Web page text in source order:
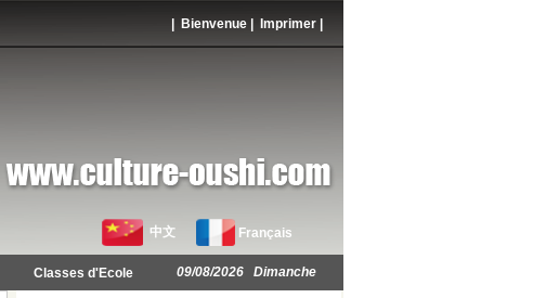
| Bienvenue | Imprimer
中文 Français
Classes d'Ecole 09/08/2026 Dimanche